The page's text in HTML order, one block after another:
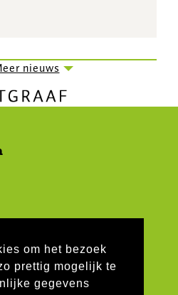
om het bezoek
prettig mogelijk te
gegevens
nieuws